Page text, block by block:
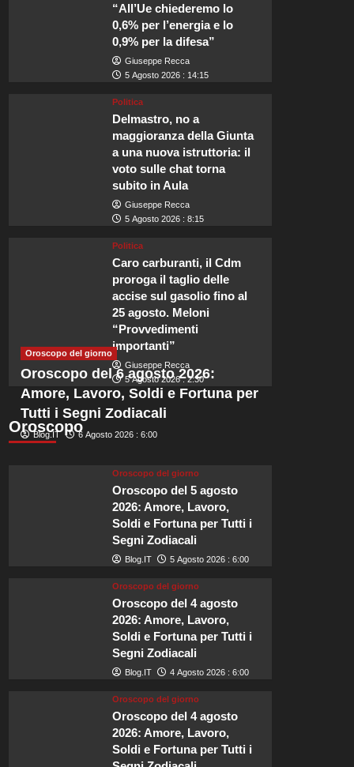
I 10 paesi più silenziosi
fuga tranquilla.
5 Agosto 2026 : 18:05
destinazione. Riflessioni in angoli tranquilli, dove il frastuono della
su
I
10
paesi
più
silenziosi
al
“All’Ue chiederemo lo
0,6% per l’energia e lo
0,9% per la difesa”
Giuseppe Recca
5 Agosto 2026 : 14:15
Politica
Delmastro, no a
maggioranza della Giunta
a una nuova istruttoria: il
voto sulle chat torna
subito in Aula
Giuseppe Recca
5 Agosto 2026 : 8:15
Politica
Caro carburanti, il Cdm
proroga il taglio delle
accise sul gasolio fino al
25 agosto. Meloni
“Provvedimenti
importanti”
Giuseppe Recca
5 Agosto 2026 : 2:30
Oroscopo
Oroscopo del giorno
Oroscopo del 6 agosto 2026:
Amore, Lavoro, Soldi e Fortuna per
Tutti i Segni Zodiacali
Blog.IT 6 Agosto 2026 : 6:00
Oroscopo del giorno
Oroscopo del 5 agosto
2026: Amore, Lavoro,
Soldi e Fortuna per Tutti i
Segni Zodiacali
Blog.IT 5 Agosto 2026 : 6:00
Oroscopo del giorno
Oroscopo del 4 agosto
2026: Amore, Lavoro,
Soldi e Fortuna per Tutti i
Segni Zodiacali
Blog.IT 4 Agosto 2026 : 6:00
Oroscopo del giorno
Oroscopo del 4 agosto
2026: Amore, Lavoro,
Soldi e Fortuna per Tutti i